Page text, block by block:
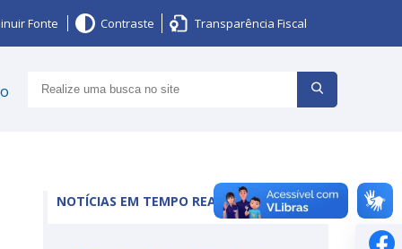
Fonte Contraste Transparência Fiscal
NOTÍCIAS EM TEMPO REAL